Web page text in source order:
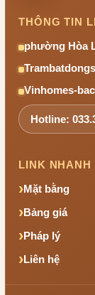
THÔNG TIN
phường Hòa
Vinhomes-
Hotline:
LINK NHANH
Mặt bằng
Bảng giá
Pháp lý
Liên hệ